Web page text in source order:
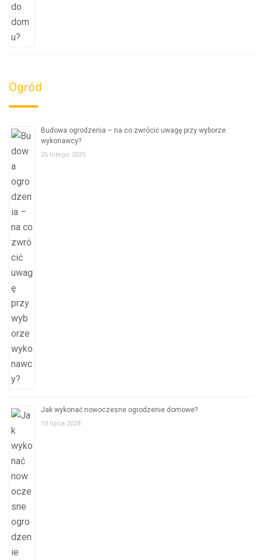
Ogród
Budowa ogrodzenia – na co zwrócić uwagę przy wyborze
wykonawcy?
26 lutego 2025
Jak wykonać nowoczesne ogrodzenie domowe?
10 lipca 2024